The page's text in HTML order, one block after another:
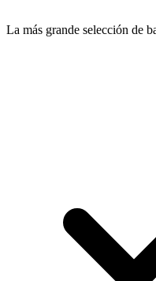
La más grande selección de